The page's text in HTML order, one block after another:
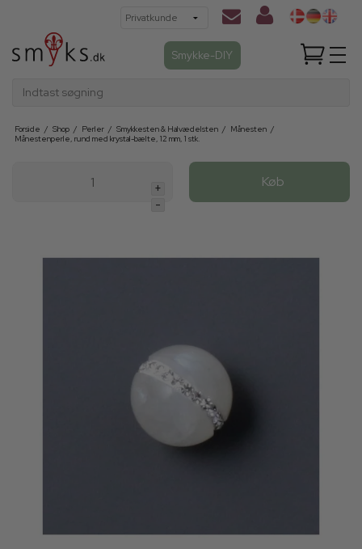
Smykke-DIY
Indtast søgning
Forside / Shop / Perler / Smykkesten & Halvædelsten / Månesten /
Månestenperle, rund med krystal-bælte, 12 mm, 1 stk.
+
-
Køb